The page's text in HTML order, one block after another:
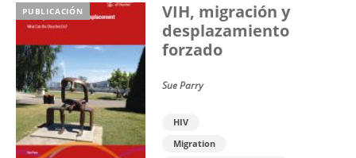
PUBLICACIÓN
VIH, migración y
desplazamiento
forzado
Sue Parry
HIV
Migration